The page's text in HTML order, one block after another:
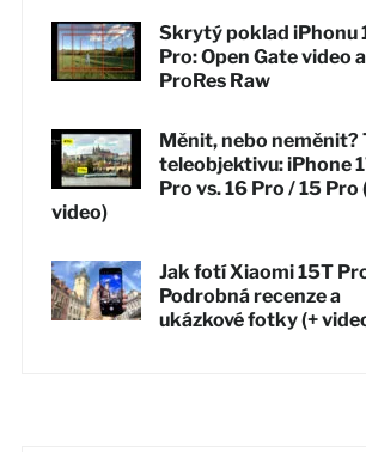
Skrytý poklad iPhonu
Pro: Open Gate video a
ProRes Raw
Měnit, nebo neměnit?
teleobjektivu: iPhone
Pro vs. 16 Pro / 15 Pro
video)
Jak fotí Xiaomi 15T
Podrobná recenze a
ukázkové fotky (+